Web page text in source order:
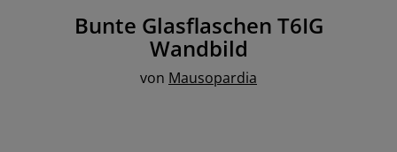
Bunte Glasflaschen T6IG
Wandbild
von Mausopardia